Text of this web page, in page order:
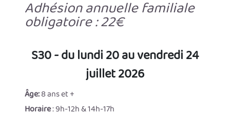
Adhésion annuelle familiale
obligatoire : 22€
S30 - du lundi 20 au vendredi 24
juillet 2026
Âge:8 ans et +
Horaire: 9h-12h & 14h-17h